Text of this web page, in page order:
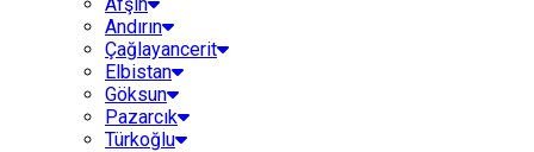
Andırın
Çağlayancerit
Elbistan
Göksun
Pazarcık
Türkoğlu